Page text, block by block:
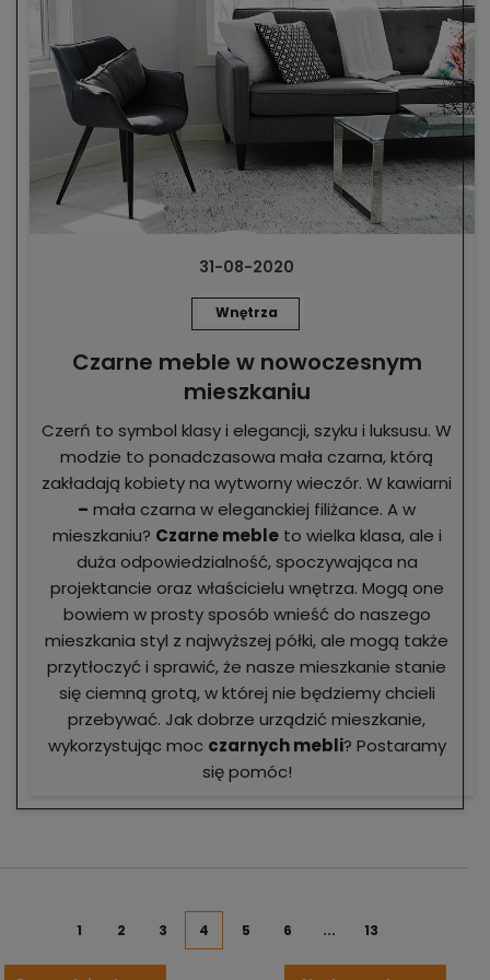
31-08-2020
Wnętrza
Czarne meble w nowoczesnym
mieszkaniu
Czerń to symbol klasy i elegancji, szyku i luksusu. W
modzie to ponadczasowa mała czarna, którą
zakładają kobiety na wytworny wieczór. W kawiarni
– mała czarna w eleganckiej filiżance. A w
mieszkaniu? Czarne mebleto wielka klasa, ale i
duża odpowiedzialność, spoczywająca na
projektancie oraz właścicielu wnętrza. Mogą one
bowiem w prosty sposób wnieść do naszego
mieszkania styl z najwyższej półki, ale mogą także
przytłoczyć i sprawić, że nasze mieszkanie stanie
się ciemną grotą, w której nie będziemy chcieli
przebywać. Jak dobrze urządzić mieszkanie,
wykorzystując moc czarnych mebli? Postaramy
się pomóc!
1 2 3 4 5 6 ... 13